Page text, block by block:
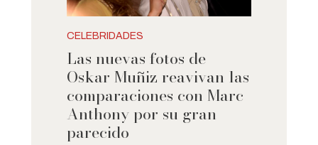
CELEBRIDADES
Las nuevas fotos de
Oskar Muñiz reavivan las
comparaciones con Marc
Anthony por su gran
parecido